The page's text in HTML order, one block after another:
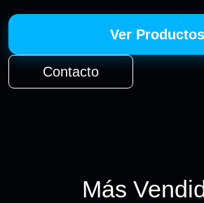
Ver Productos
Contacto
Más